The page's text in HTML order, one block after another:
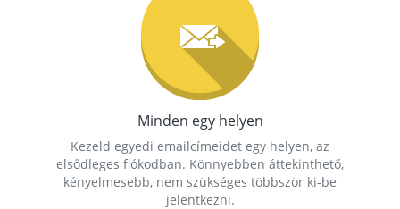
Minden egy helyen
Kezeld egyedi emailcímeidet egy helyen, az
elsődleges fiókodban. Könnyebben áttekinthető,
kényelmesebb, nem szükséges többször ki-be
jelentkezni.